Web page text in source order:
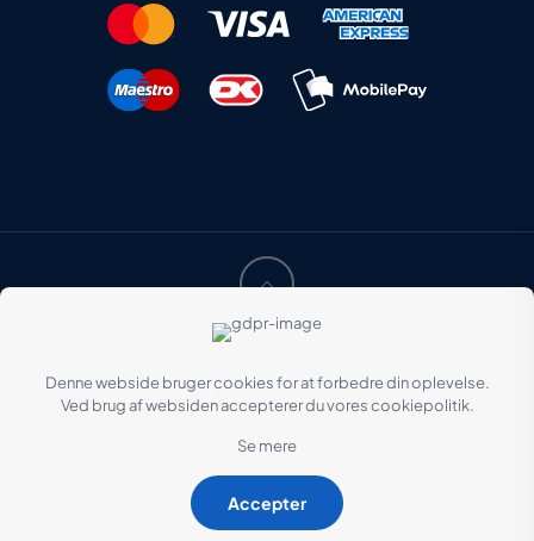
© 2022 HANSEN SEEST ApS | Created by
0
Denne webside bruger cookies for at forbedre din oplevelse.
Ved brug af websiden accepterer du vores cookiepolitik.
Se mere
Accepter